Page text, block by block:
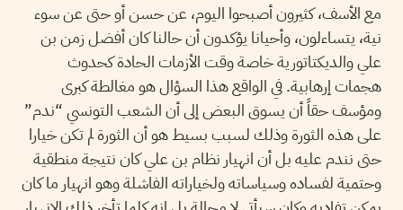
مع الأسف، كثيرون أصبحوا اليوم، عن حسن أو حتى عن سوء
نية، يتساءلون، وأحيانا يؤكدون أن حالنا كان أفضل زمن بن
علي والديكتاتورية خاصة وقت الأزمات الحادة كحدوث
هجمات إرهابية. في الواقع هذا السؤال هو مغالطة كبرى
ومؤسف حقاً أن يسوق البعض إلى أن الشعب التونسي “ندم”
على هذه الثورة وذلك لسبب بسيط هو أن الثورة لم تكن خيارا
حتى نندم عليه بل أن انهيار نظام بن علي كان نتيجة منطقية
وحتمية لفساده وسياساته ولخياراته الفاشلة وهو انهيار ما كان